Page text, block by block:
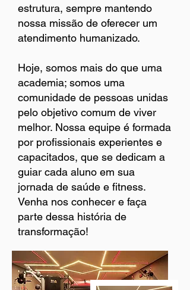
estrutura, sempre mantendo
nossa missão de oferecer um
atendimento humanizado.
Hoje, somos mais do que uma
academia; somos uma
comunidade de pessoas unidas
pelo objetivo comum de viver
melhor. Nossa equipe é formada
por profissionais experientes e
capacitados, que se dedicam a
guiar cada aluno em sua
jornada de saúde e fitness.
Venha nos conhecer e faça
parte dessa história de
transformação!